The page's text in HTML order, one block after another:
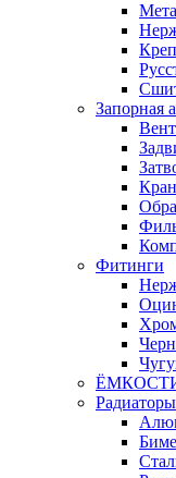
Запорная
Фитинги
Радиаторы